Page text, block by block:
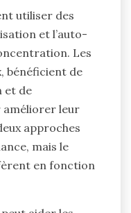
utiliser des
et l’auto-
Les
bénéficient de
et de
améliorer leur
approches
mais le
en fonction